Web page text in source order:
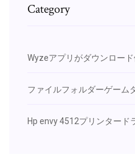
Category
Wyzeアプリがダウンロー
ファイルフォルダーゲーム
Hp envy 4512プリンタード